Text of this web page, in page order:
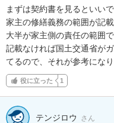
まずは契約書を見るといいで
家主の修繕義務の範囲が記
大半が家主側の責任の範囲で
記載なければ国土交通省が
てるので、それが参考になり
役に立った 1
テンジロウ さん